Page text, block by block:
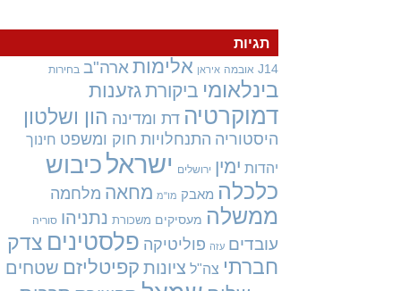
תגיות
J14 אובמה איראן אלימות ארה"ב בחירות
בינלאומיביקורתגזענות
דמוקרטיה דת ומדינההון ושלטון
היסטוריה התנחלויות חוק ומשפט חינוך
יהדות ימין ירושלים ישראלכיבוש
כלכלה מאבק מו"מ מחאהמלחמה
ממשלה מעסיקים משכורת נתניהו סוריה
עובדים עזה פוליטיקה פלסטיניםצדק
חברתי צה"ל ציונותקפיטליזםשטחים